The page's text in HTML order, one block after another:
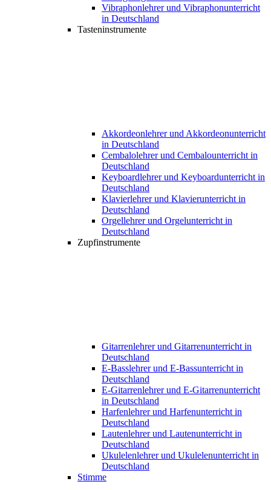
Vibraphonlehrer und Vibraphonunterricht
in Deutschland
Tasteninstrumente
Akkordeonlehrer und Akkordeonunterricht
in Deutschland
Cembalolehrer und Cembalounterricht in
Deutschland
Keyboardlehrer und Keyboardunterricht in
Deutschland
Klavierlehrer und Klavierunterricht in
Deutschland
Orgellehrer und Orgelunterricht in
Deutschland
Zupfinstrumente
Gitarrenlehrer und Gitarrenunterricht in
Deutschland
E-Basslehrer und E-Bassunterricht in
Deutschland
E-Gitarrenlehrer und E-Gitarrenunterricht
in Deutschland
Harfenlehrer und Harfenunterricht in
Deutschland
Lautenlehrer und Lautenunterricht in
Deutschland
Ukulelenlehrer und Ukulelenunterricht in
Deutschland
Stimme